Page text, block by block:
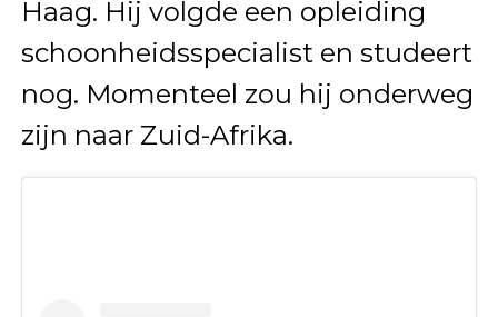
Haag. Hij volgde een opleiding
schoonheidsspecialist en studeert
nog. Momenteel zou hij onderweg
zijn naar Zuid-Afrika.